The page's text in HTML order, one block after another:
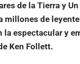
de la Tierra y
millones de
la espectacular y
Ken Follett.